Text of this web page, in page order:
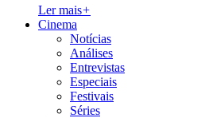
Ler mais+
Cinema
Notícias
Análises
Entrevistas
Especiais
Festivais
Séries